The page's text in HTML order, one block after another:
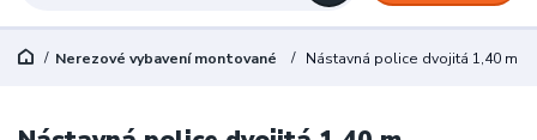
Nerezové vybavení montované Nástavná police dvojitá 1,40 m